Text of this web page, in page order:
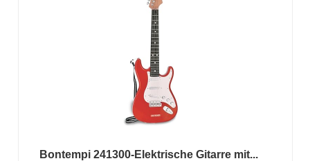
Bontempi 241300-Elektrische Gitarre mit...